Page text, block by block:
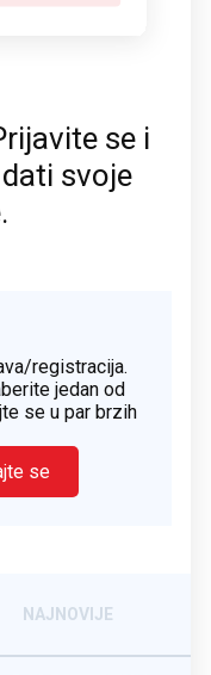
se i
svoje
registracija.
jedan od
se u par brzih
se
NAJNOVIJE